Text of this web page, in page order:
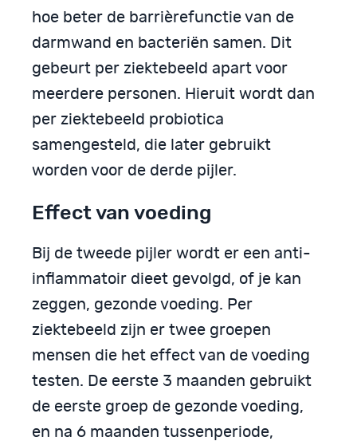
hoe beter de barrièrefunctie van de
darmwand en bacteriën samen. Dit
gebeurt per ziektebeeld apart voor
meerdere personen. Hieruit wordt dan
per ziektebeeld probiotica
samengesteld, die later gebruikt
worden voor de derde pijler.
Effect van voeding
Bij de tweede pijler wordt er een anti-
inflammatoir dieet gevolgd, of je kan
zeggen, gezonde voeding. Per
ziektebeeld zijn er twee groepen
mensen die het effect van de voeding
testen. De eerste 3 maanden gebruikt
de eerste groep de gezonde voeding,
en na 6 maanden tussenperiode,